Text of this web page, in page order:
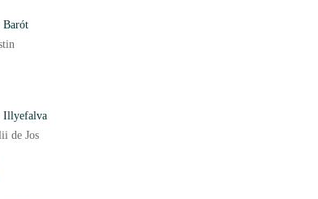
Barót
Illyefalva
de Jos